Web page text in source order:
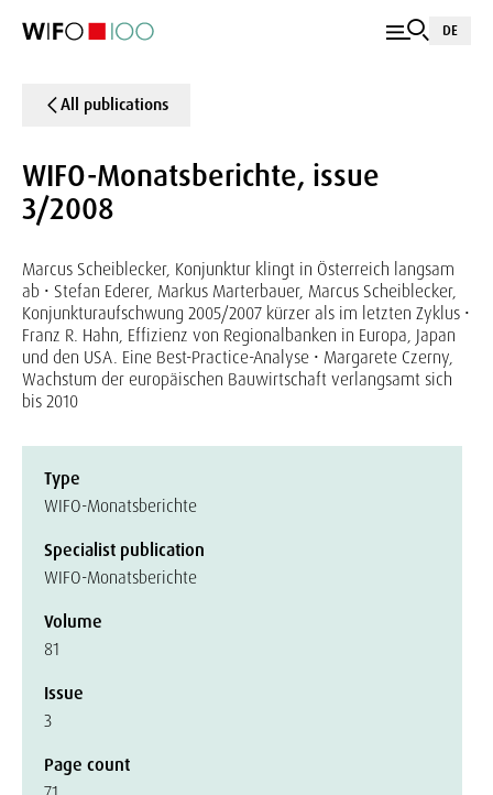
DE
All publications
WIFO-Monatsberichte, issue
3/2008
Marcus Scheiblecker, Konjunktur klingt in Österreich langsam
ab • Stefan Ederer, Markus Marterbauer, Marcus Scheiblecker,
Konjunkturaufschwung 2005/2007 kürzer als im letzten Zyklus •
Franz R. Hahn, Effizienz von Regionalbanken in Europa, Japan
und den USA. Eine Best-Practice-Analyse • Margarete Czerny,
Wachstum der europäischen Bauwirtschaft verlangsamt sich
bis 2010
Type
WIFO-Monatsberichte
Specialist publication
WIFO-Monatsberichte
Volume
81
Issue
3
Page count